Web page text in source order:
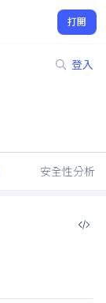
打開
登入
安全性分析